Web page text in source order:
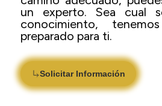
un experto. Sea cual
conocimiento,
preparado para ti.
Solicitar Información